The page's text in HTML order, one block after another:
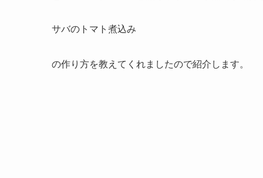
サバのトマト煮込み
の作り方を教えてくれましたので紹介します。